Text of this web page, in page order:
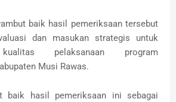
baik hasil pemeriksaan tersebut
dan masukan strategis untuk
pelaksanaan program
Musi Rawas.
baik hasil pemeriksaan ini sebagai